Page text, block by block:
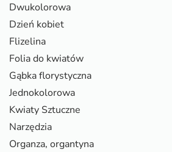
Dwukolorowa
Dzień kobiet
Flizelina
Folia do kwiatów
Gąbka florystyczna
Jednokolorowa
Kwiaty Sztuczne
Narzędzia
Organza, organtyna